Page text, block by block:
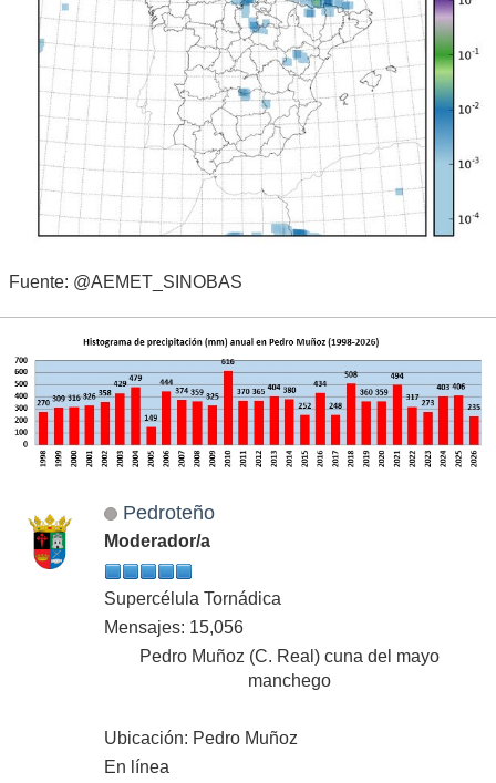
Fuente: @AEMET_SINOBAS
Pedroteño
Moderador/a
Supercélula Tornádica
Mensajes: 15,056
Pedro Muñoz (C. Real) cuna del mayo
manchego
Ubicación: Pedro Muñoz
En línea